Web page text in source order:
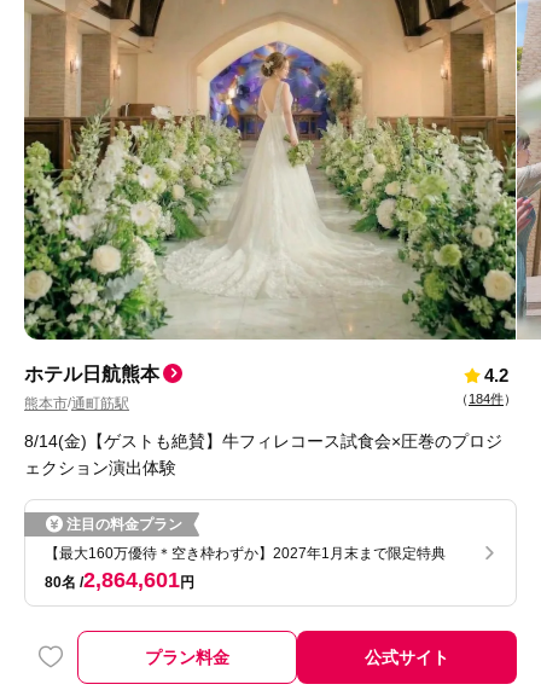
ホテル日航熊本
熊本市/通町筋駅
4.2
（ 184件）
8/14(金)【ゲストも絶賛】牛フィレコース試食会×圧巻のプロジ
ェクション演出体験
注目の料金プラン
【最大160万優待＊空き枠わずか】2027年1月末まで限定特典
80名 2,864,601円
プラン料金 公式サイト